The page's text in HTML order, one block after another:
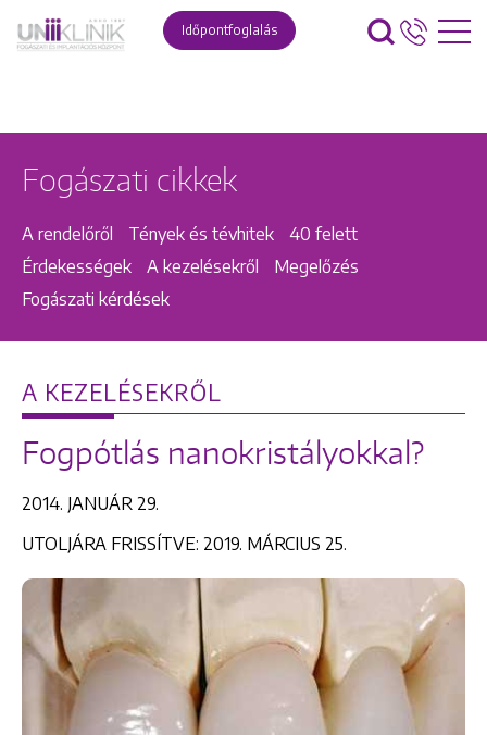
Időpontfoglalás
Fogászati cikkek
A rendelőről Tények és tévhitek
40 felett
Érdekességek
A kezelésekről
Megelőzés
Fogászati kérdések
A KEZELÉSEKRŐL
Fogpótlás nanokristályokkal?
2014. JANUÁR 29.
UTOLJÁRA FRISSÍTVE: 2019. MÁRCIUS 25.